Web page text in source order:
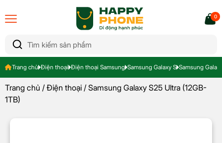
0
Trang chủ Điện thoại Điện thoại Samsung Samsung Galaxy S Samsung
Trang chủ / Điện thoại / Samsung Galaxy S25 Ultra (12GB-
1TB)